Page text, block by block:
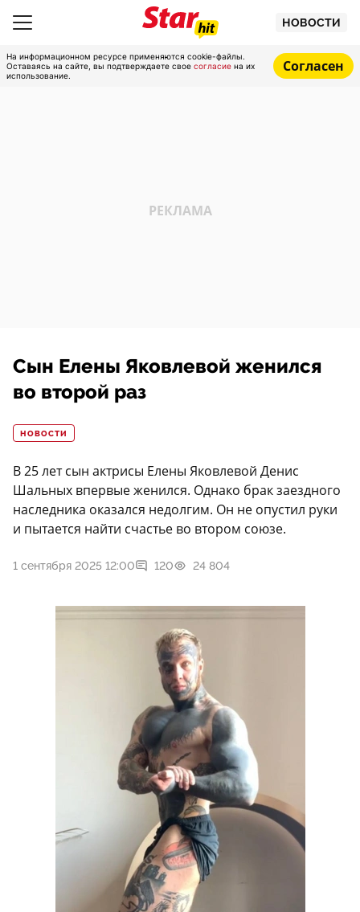
НОВОСТИ
На информационном ресурсе применяются cookie-файлы.
Оставаясь на сайте, вы подтверждаете свое согласие на их
использование.
Согласен
Сын Елены Яковлевой женился
во второй раз
НОВОСТИ
В 25 лет сын актрисы Елены Яковлевой Денис
Шальных впервые женился. Однако брак заездного
наследника оказался недолгим. Он не опустил руки
и пытается найти счастье во втором союзе.
1 сентября 2025 12:00 120 24 804